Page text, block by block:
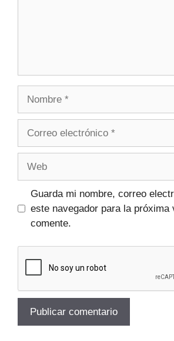
Guarda mi nombre, correo
este navegador para la próxima
comente.